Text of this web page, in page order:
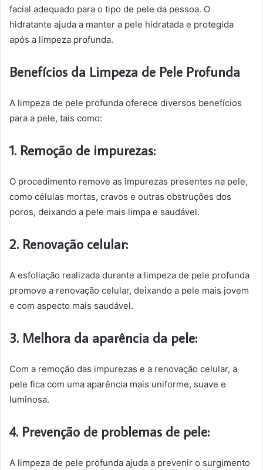
facial adequado para o tipo de pele da pessoa. O
hidratante ajuda a manter a pele hidratada e protegida
após a limpeza profunda.
Benefícios da Limpeza de Pele Profunda
A limpeza de pele profunda oferece diversos benefícios
para a pele, tais como:
1. Remoção de impurezas:
O procedimento remove as impurezas presentes na pele,
como células mortas, cravos e outras obstruções dos
poros, deixando a pele mais limpa e saudável.
2. Renovação celular:
A esfoliação realizada durante a limpeza de pele profunda
promove a renovação celular, deixando a pele mais jovem
e com aspecto mais saudável.
3. Melhora da aparência da pele:
Com a remoção das impurezas e a renovação celular, a
pele fica com uma aparência mais uniforme, suave e
luminosa.
4. Prevenção de problemas de pele:
A limpeza de pele profunda ajuda a prevenir o surgimento